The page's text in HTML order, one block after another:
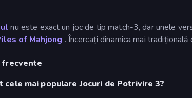
nu este exact un joc de tip match-3, dar unele
of Mahjong . Încercați dinamica mai tradițională
cele mai populare Jocuri de Potrivire 3?